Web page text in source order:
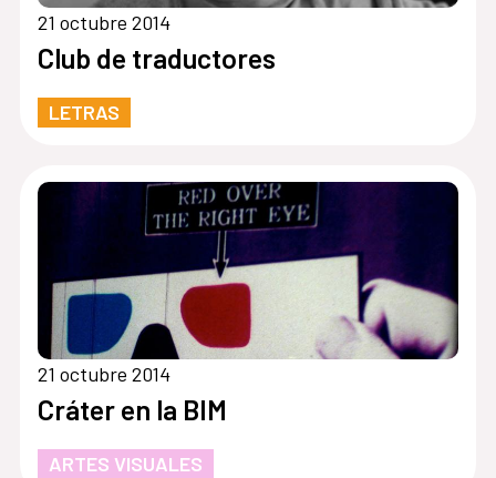
21 octubre 2014
Club de traductores
LETRAS
21 octubre 2014
Cráter en la BIM
ARTES VISUALES